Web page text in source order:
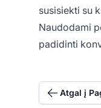
susisiekti su
Naudodami
padidinti
Atgal į